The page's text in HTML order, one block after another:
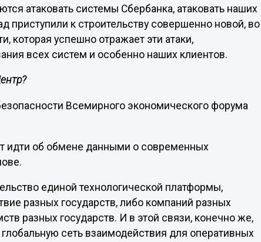
атаковать системы Сбербанка, атаковать наших
приступили к строительству совершенно новой, во
которая успешно отражает эти атаки,
всех систем и особенно наших клиентов.
Всемирного экономического форума
идти об обмене данными о современных
единой технологической платформы,
разных государств, либо компаний разных
разных государств. И в этой связи, конечно же,
сеть взаимодействия для оперативных